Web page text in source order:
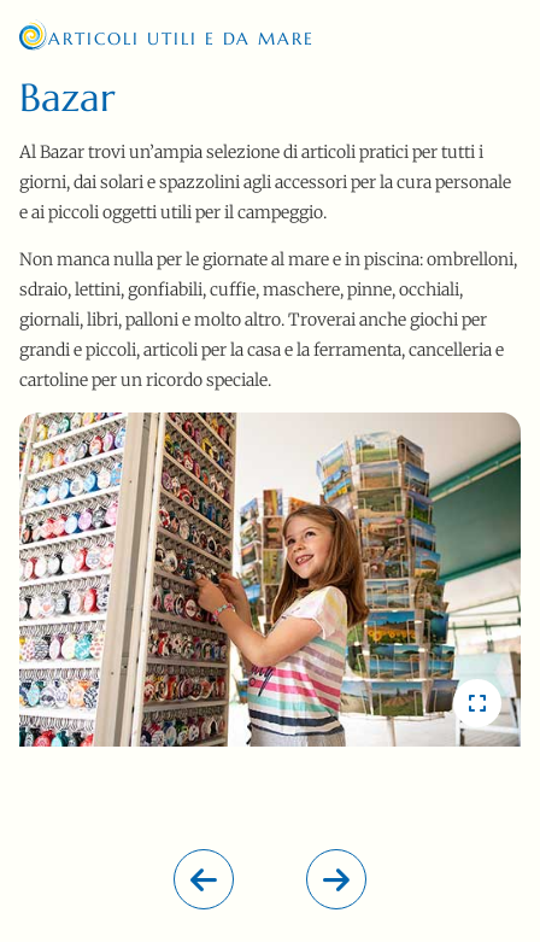
Bazar
ARTICOLI UTILI E DA MARE
Al Bazar trovi un’ampia selezione di articoli pratici per tutti i
giorni, dai solari e spazzolini agli accessori per la cura personale
e ai piccoli oggetti utili per il campeggio.
Non manca nulla per le giornate al mare e in piscina: ombrelloni,
sdraio, lettini, gonfiabili, cuffie, maschere, pinne, occhiali,
giornali, libri, palloni e molto altro. Troverai anche giochi per
grandi e piccoli, articoli per la casa e la ferramenta, cancelleria e
cartoline per un ricordo speciale.